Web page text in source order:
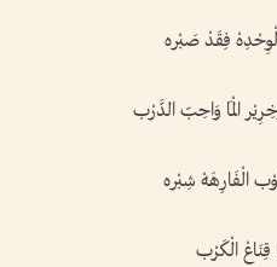
فِقَدْ صَبْره
الْمَا وَاحِبّ الدَّرْب
الْفَارِهَهْ شِبْره
قِنَاعْ الْكَرْب